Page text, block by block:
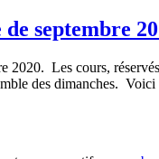
septembre
2020. Les cours,
des dimanches.